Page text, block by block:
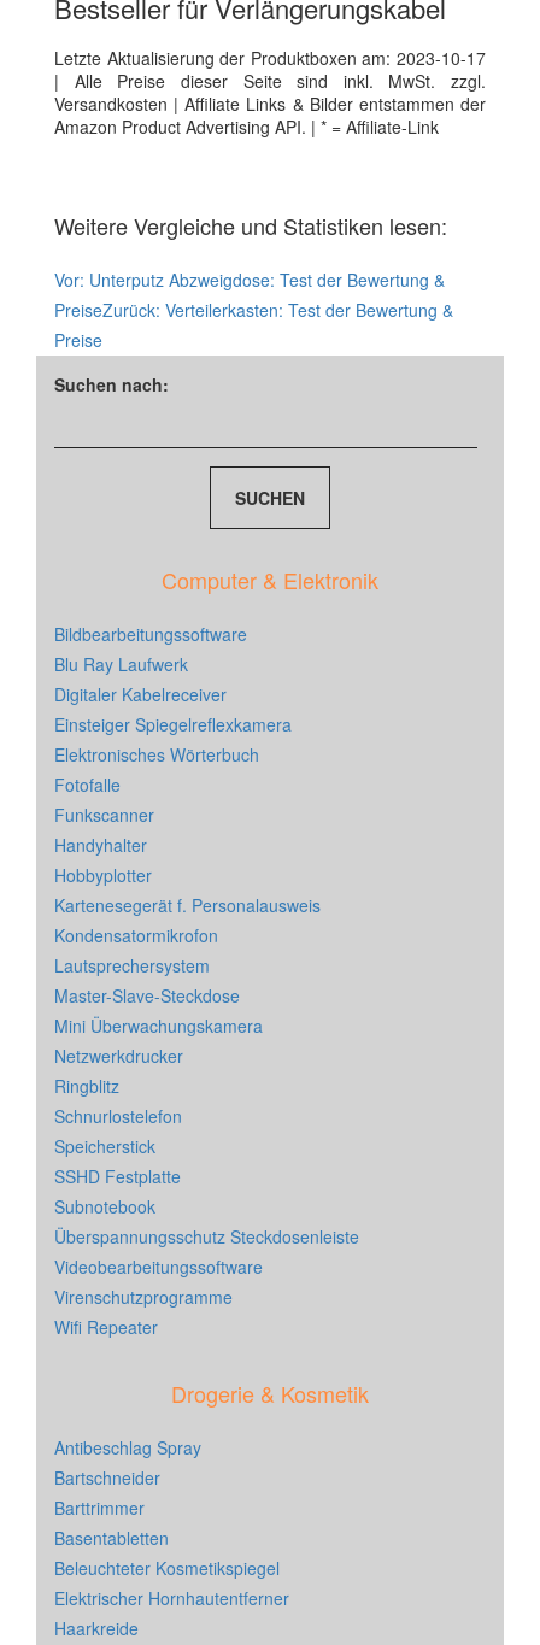
Bestseller für Verlängerungskabel
Letzte Aktualisierung der Produktboxen am: 2023-10-17
| Alle Preise dieser Seite sind inkl. MwSt. zzgl.
Versandkosten | Affiliate Links & Bilder entstammen der
Amazon Product Advertising API. | * = Affiliate-Link
Weitere Vergleiche und Statistiken lesen:
Vor: Unterputz Abzweigdose: Test der Bewertung &
PreiseZurück: Verteilerkasten: Test der Bewertung &
Preise
Suchen nach:
Computer & Elektronik
Bildbearbeitungssoftware
Blu Ray Laufwerk
Digitaler Kabelreceiver
Einsteiger Spiegelreflexkamera
Elektronisches Wörterbuch
Fotofalle
Funkscanner
Handyhalter
Hobbyplotter
Kartenesegerät f. Personalausweis
Kondensatormikrofon
Lautsprechersystem
Master-Slave-Steckdose
Mini Überwachungskamera
Netzwerkdrucker
Ringblitz
Schnurlostelefon
Speicherstick
SSHD Festplatte
Subnotebook
Überspannungsschutz Steckdosenleiste
Videobearbeitungssoftware
Virenschutzprogramme
Wifi Repeater
Drogerie & Kosmetik
Antibeschlag Spray
Bartschneider
Barttrimmer
Basentabletten
Beleuchteter Kosmetikspiegel
Elektrischer Hornhautentferner
Haarkreide